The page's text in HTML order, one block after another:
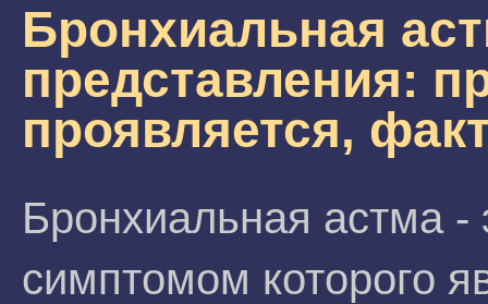
Бронхиальная
представления:
проявляется,
Бронхиальная астма
симптомом которого